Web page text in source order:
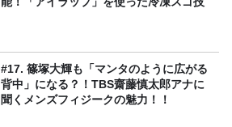
#17. 篠塚大輝も「マンタのように広がる
背中」になる？！TBS齋藤慎太郎アナに
聞くメンズフィジークの魅力！！